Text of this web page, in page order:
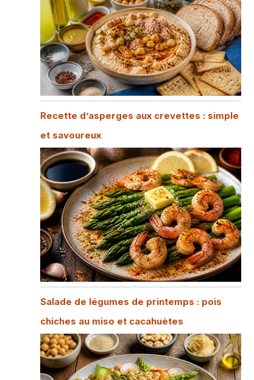
Recette d’asperges aux crevettes : simple
et savoureux
Salade de légumes de printemps : pois
chiches au miso et cacahuètes